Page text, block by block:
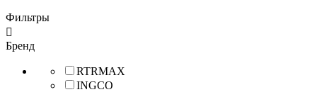
Фильтры

Бренд
RTRMAX
INGCO